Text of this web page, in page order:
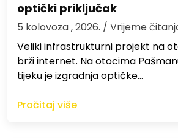
optički priključak
5 kolovoza , 2026. / Vrijeme
Veliki infrastrukturni projekt na
brži internet. Na otocima
tijeku je izgradnja optičke…
Pročitaj više